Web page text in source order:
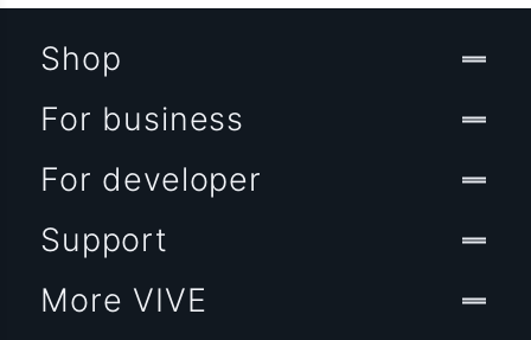
Shop
For business
For developer
Support
More VIVE